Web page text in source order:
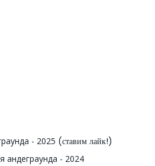
- 2025 (ставим лайк!)
андеграунда - 2024